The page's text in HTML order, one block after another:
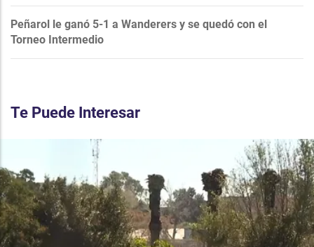
Peñarol le ganó 5-1 a Wanderers y se quedó con el
Torneo Intermedio
Te Puede Interesar